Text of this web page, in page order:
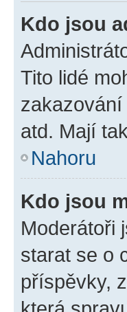
Kdo jsou
Tito lidé
atd. Mají
Nahoru
Kdo jsou
Moderátoři
starat se o
příspěvky,